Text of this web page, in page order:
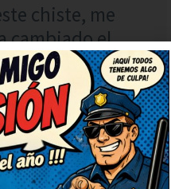
chiste, me
cambiado el
Así da
y con mucha
el ánimo